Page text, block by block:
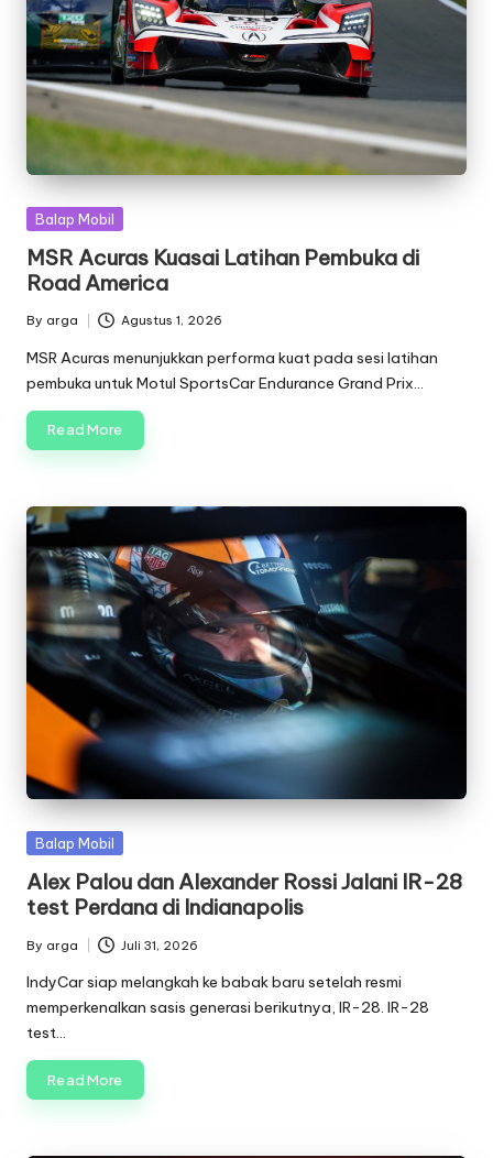
Posted
Balap Mobil
MSR Acuras Kuasai Latihan Pembuka di
Road America
Posted
by
By arga Agustus 1, 2026
MSR Acuras menunjukkan performa kuat pada sesi latihan
pembuka untuk Motul SportsCar Endurance Grand Prix…
Read More
Posted
Balap Mobil
Alex Palou dan Alexander Rossi Jalani IR-28
test Perdana di Indianapolis
Posted
by
By arga Juli 31, 2026
IndyCar siap melangkah ke babak baru setelah resmi
memperkenalkan sasis generasi berikutnya, IR-28. IR-28
test…
Read More